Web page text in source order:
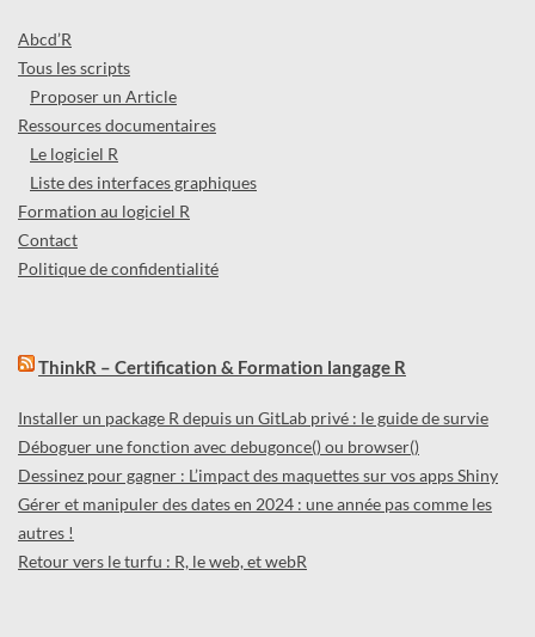
Abcd’R
Tous les scripts
Proposer un Article
Ressources documentaires
Le logiciel R
Liste des interfaces graphiques
Formation au logiciel R
Contact
Politique de confidentialité
ThinkR – Certification & Formation langage R
Installer un package R depuis un GitLab privé : le guide de survie
Déboguer une fonction avec debugonce() ou browser()
Dessinez pour gagner : L’impact des maquettes sur vos apps Shiny
Gérer et manipuler des dates en 2024 : une année pas comme les
autres !
Retour vers le turfu : R, le web, et webR